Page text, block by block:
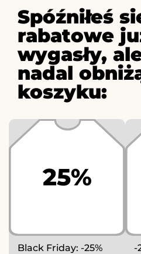
Spóźniłeś
rabatowe
wygasły,
nadal
koszyku:
25%
Black Friday: -25%
-